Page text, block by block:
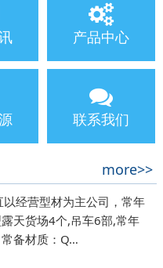
产品中心
联系我们
more>>
营型材为主公司，常年
天货场4个,吊车6部,常年
备材质：Q…